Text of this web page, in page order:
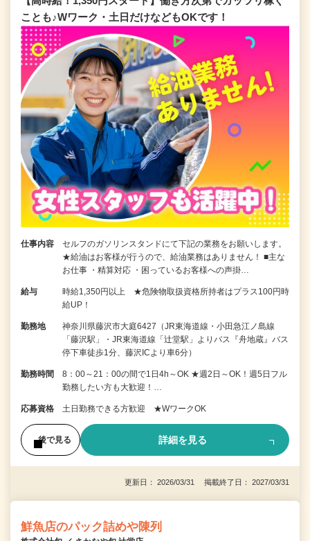
ことも♪Wワーク・土日だけなどもOKです！
仕事内容
セルフのガソリンスタンドにて下記の業務をお願いします。
★給油はお客様が行うので、給油業務はありません！ ■主な
お仕事 ・精算対応 ・困っているお客様への声掛…
給与
時給1,350円以上 ★危険物取扱資格所持者はプラス100円時
給UP！
勤務地
神奈川県藤沢市大庭6427（JR東海道線・小田急江ノ島線
「藤沢駅」・JR東海道線「辻堂駅」よりバス『舟地蔵』バス
停下車徒歩1分、藤沢ICより車6分）
勤務時間
8：00～21：00の間で1日4h～OK ★週2日～OK！週5日フル
勤務したい方も大歓迎！…
応募資格 土日勤務できる方歓迎 ★WワークOK
後で見る 詳細を見る
更新日： 2026/03/31 掲載終了日： 2027/03/31
鮮魚店のパック詰めや陳列